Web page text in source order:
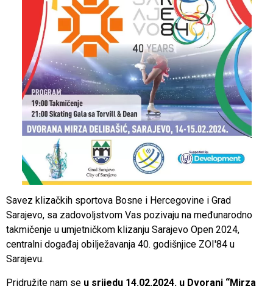
Savez klizačkih sportova Bosne i Hercegovine i Grad
Sarajevo, sa zadovoljstvom Vas pozivaju na međunarodno
takmičenje u umjetničkom klizanju Sarajevo Open 2024,
centralni događaj obilježavanja 40. godišnjice ZOI'84 u
Sarajevu.
Pridružite nam se u srijedu 14.02.2024. u Dvorani “Mirza